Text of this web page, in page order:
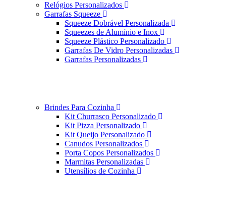
Relógios Personalizados
Garrafas Squeeze
Squeeze Dobrável Personalizada
Squeezes de Alumínio e Inox
Squeeze Plástico Personalizado
Garrafas De Vidro Personalizadas
Garrafas Personalizadas
Brindes Para Cozinha
Kit Churrasco Personalizado
Kit Pizza Personalizado
Kit Queijo Personalizado
Canudos Personalizados
Porta Copos Personalizados
Marmitas Personalizadas
Utensílios de Cozinha